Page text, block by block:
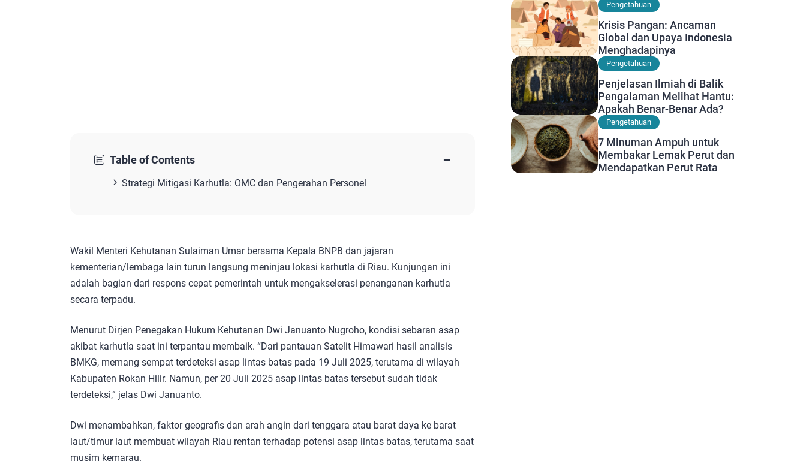
Table of Contents −
Strategi Mitigasi Karhutla: OMC dan Pengerahan Personel
Wakil Menteri Kehutanan Sulaiman Umar bersama Kepala BNPB dan jajaran
kementerian/lembaga lain turun langsung meninjau lokasi karhutla di Riau. Kunjungan ini
adalah bagian dari respons cepat pemerintah untuk mengakselerasi penanganan karhutla
secara terpadu.
Menurut Dirjen Penegakan Hukum Kehutanan Dwi Januanto Nugroho, kondisi sebaran asap
akibat karhutla saat ini terpantau membaik. “Dari pantauan Satelit Himawari hasil analisis
BMKG, memang sempat terdeteksi asap lintas batas pada 19 Juli 2025, terutama di wilayah
Kabupaten Rokan Hilir. Namun, per 20 Juli 2025 asap lintas batas tersebut sudah tidak
terdeteksi,” jelas Dwi Januanto.
Dwi menambahkan, faktor geografis dan arah angin dari tenggara atau barat daya ke barat
laut/timur laut membuat wilayah Riau rentan terhadap potensi asap lintas batas, terutama saat
musim kemarau.
Diwaspadai
Pengetahuan
Krisis Pangan: Ancaman
Global dan Upaya Indonesia
Menghadapinya
Pengetahuan
Penjelasan Ilmiah di Balik
Pengalaman Melihat Hantu:
Apakah Benar-Benar Ada?
Pengetahuan
7 Minuman Ampuh untuk
Membakar Lemak Perut dan
Mendapatkan Perut Rata